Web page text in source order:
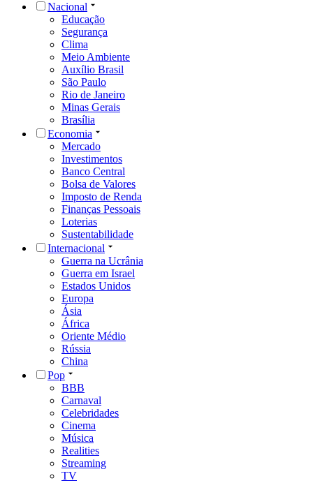
Nacional
Educação
Segurança
Clima
Meio Ambiente
Auxílio Brasil
São Paulo
Rio de Janeiro
Minas Gerais
Brasília
Economia
Mercado
Investimentos
Banco Central
Bolsa de Valores
Imposto de Renda
Finanças Pessoais
Loterias
Sustentabilidade
Internacional
Guerra na Ucrânia
Guerra em Israel
Estados Unidos
Europa
Ásia
África
Oriente Médio
Rússia
China
Pop
BBB
Carnaval
Celebridades
Cinema
Música
Realities
Streaming
TV